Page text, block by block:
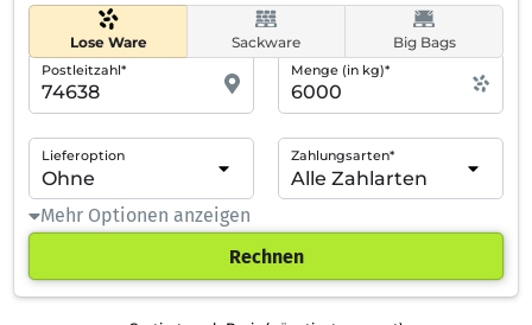
Lose Ware Sackware Big Bags
Postleitzahl* Menge (in kg)*
Lieferoption Zahlungsarten*
Mehr Optionen anzeigen
Rechnen